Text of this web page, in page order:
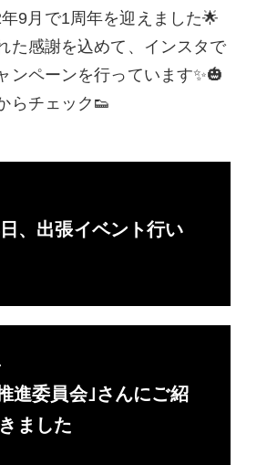
者
9月で1周年を迎えました🌟
た感謝を込めて、インスタで
ンペーンを行っています✨🎃
らチェック👟
、出張イベント行い
進委員会｣さんにご紹
ました